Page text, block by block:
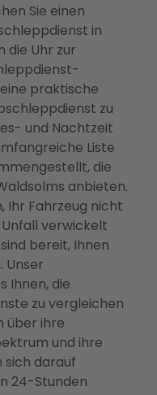
Sie einen
in
die Uhr zur
praktische
zu
und Nachtzeit
Liste
die
anbieten.
Ihr Fahrzeug nicht
verwickelt
bereit, Ihnen
Unser
Ihnen, die
zu vergleichen
über ihre
und ihre
sich darauf
24-Stunden